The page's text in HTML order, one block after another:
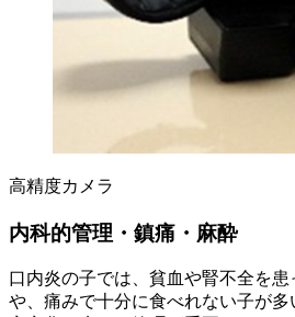
高精度カメラ
内科的管理・鎮痛・麻酔
口内炎の子では、貧血や腎不全を
や、痛みで十分に食べれない子が